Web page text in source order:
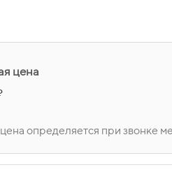
цена
определяется при звонке